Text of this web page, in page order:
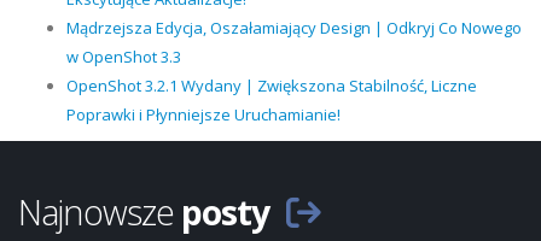
Mądrzejsza Edycja, Oszałamiający Design | Odkryj Co Nowego
w OpenShot 3.3
OpenShot 3.2.1 Wydany | Zwiększona Stabilność, Liczne
Poprawki i Płynniejsze Uruchamianie!
Najnowsze posty